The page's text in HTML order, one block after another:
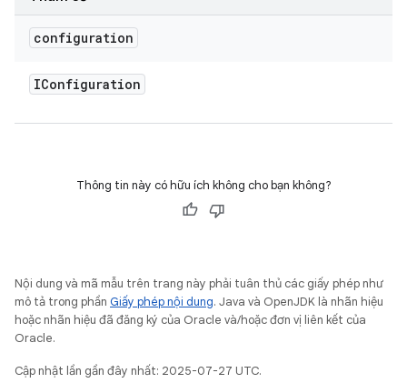
configuration
IConfiguration
Thông tin này có hữu ích không cho bạn không?
Nội dung và mã mẫu trên trang này phải tuân thủ các giấy phép như
mô tả trong phần Giấy phép nội dung. Java và OpenJDK là nhãn hiệu
hoặc nhãn hiệu đã đăng ký của Oracle và/hoặc đơn vị liên kết của
Oracle.
Cập nhật lần gần đây nhất: 2025-07-27 UTC.